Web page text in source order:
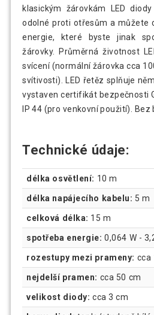
klasickým žárovkám LED
odolné proti otřesům a můžete
energie, které byste jinak
žárovky. Průměrná životnost
svícení (normální žárovka cca
svítivosti). LED řetěz splňuje
vystaven certifikát bezpečnosti
IP 44 (pro venkovní použití).
Technické údaje:
délka osvětlení: 10 m
délka napájecího kabelu: 5 m
celková délka: 15 m
spotřeba energie: 0,064 W -
rozestupy mezi prameny: cca
nejdelší pramen: cca 50 cm
velikost diody: cca 3 cm